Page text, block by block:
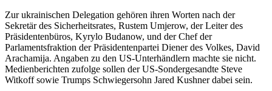
Zur ukrainischen Delegation gehören ihren Worten nach der
Sekretär des Sicherheitsrates, Rustem Umjerow, der Leiter des
Präsidentenbüros, Kyrylo Budanow, und der Chef der
Parlamentsfraktion der Präsidentenpartei Diener des Volkes, David
Arachamija. Angaben zu den US-Unterhändlern machte sie nicht.
Medienberichten zufolge sollen der US-Sondergesandte Steve
Witkoff sowie Trumps Schwiegersohn Jared Kushner dabei sein.